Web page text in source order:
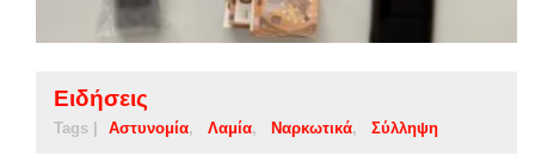
Ειδήσεις
Tags | Αστυνομία Λαμία Ναρκωτικά Σύλληψη